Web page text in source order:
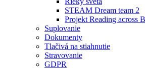
STEAM Dream team 2
Projekt Reading across
Suplovanie
Dokumenty
Tlačivá na stiahnutie
Stravovanie
GDPR